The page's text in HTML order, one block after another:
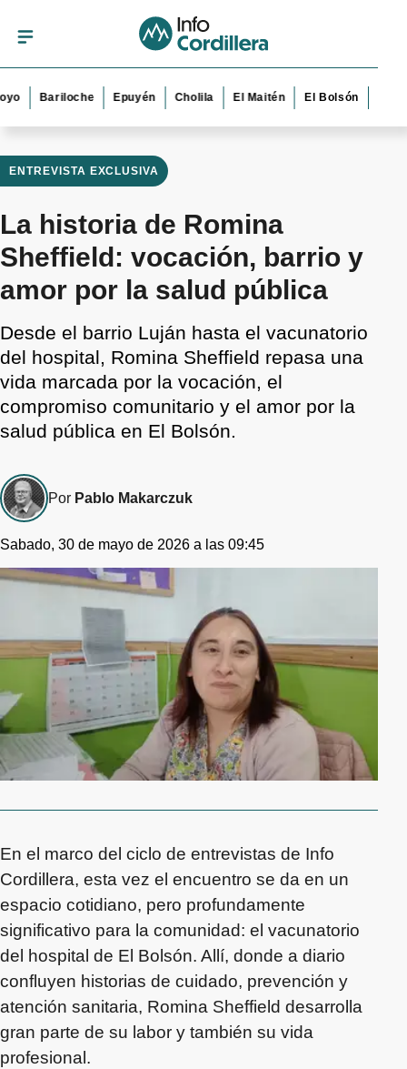
Epuyén Cholila El Maitén El Bolsón Esquel
ENTREVISTA EXCLUSIVA
La historia de Romina
Sheffield: vocación, barrio y
amor por la salud pública
Desde el barrio Luján hasta el vacunatorio
del hospital, Romina Sheffield repasa una
vida marcada por la vocación, el
compromiso comunitario y el amor por la
salud pública en El Bolsón.
Por Pablo Makarczuk
Sabado, 30 de mayo de 2026 a las 09:45
En el marco del ciclo de entrevistas de Info
Cordillera, esta vez el encuentro se da en un
espacio cotidiano, pero profundamente
significativo para la comunidad: el vacunatorio
del hospital de El Bolsón. Allí, donde a diario
confluyen historias de cuidado, prevención y
atención sanitaria, Romina Sheffield desarrolla
gran parte de su labor y también su vida
profesional.